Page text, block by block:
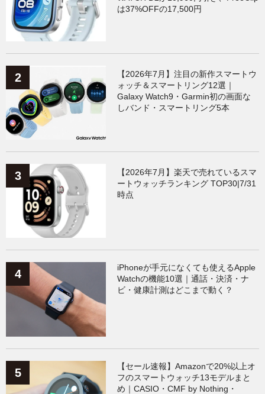
は37%OFFの17,500円
【2026年7月】注目の新作スマートウ
ォッチ＆スマートリング12選｜
Galaxy Watch9・Garmin初の画面な
しバンド・スマートリング5本
【2026年7月】楽天で売れているスマ
ートウォッチランキング TOP30|7/31
時点
iPhoneが手元になくても使えるApple
Watchの機能10選｜通話・決済・ナ
ビ・健康計測はどこまで動く？
【セール速報】Amazonで20%以上オ
フのスマートウォッチ13モデルまと
め｜CASIO・CMF by Nothing・